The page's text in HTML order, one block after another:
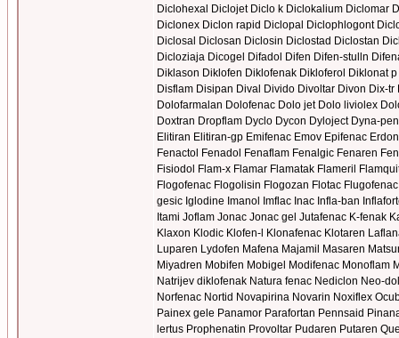
Diclohexal Diclojet Diclo k Diclokalium Diclomar
Diclonex Diclon rapid Diclopal Diclophlogont
Diclosal Diclosan Diclosin Diclostad Diclostan
Dicloziaja Dicogel Difadol Difen Difen-stulln
Diklason Diklofen Diklofenak Dikloferol Diklonat
Disflam Disipan Dival Divido Divoltar Divon Dix-
Dolofarmalan Dolofenac Dolo jet Dolo liviolex
Doxtran Dropflam Dyclo Dycon Dyloject Dyna-
Elitiran Elitiran-gp Emifenac Emov Epifenac
Fenactol Fenadol Fenaflam Fenalgic Fenaren
Fisiodol Flam-x Flamar Flamatak Flameril
Flogofenac Flogolisin Flogozan Flotac
gesic Iglodine Imanol Imflac Inac Infla-ban
Itami Joflam Jonac Jonac gel Jutafenac K-fenak
Klaxon Klodic Klofen-l Klonafenac Klotaren
Luparen Lydofen Mafena Majamil Masaren
Miyadren Mobifen Mobigel Modifenac Monoflam
Natrijev diklofenak Natura fenac Nediclon Neo-
Norfenac Nortid Novapirina Novarin Noxiflex
Painex gele Panamor Parafortan Pennsaid
lertus Prophenatin Provoltar Pudaren Putaren